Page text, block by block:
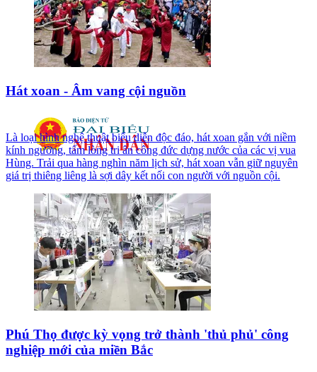
Hát xoan - Âm vang cội nguồn
Là loại hình nghệ thuật biểu diễn độc đáo, hát xoan gắn với niềm
kính ngưỡng, tấm lòng tri ân công đức dựng nước của các vị vua
Hùng. Trải qua hàng nghìn năm lịch sử, hát xoan vẫn giữ nguyên
giá trị thiêng liêng là sợi dây kết nối con người với nguồn cội.
Phú Thọ được kỳ vọng trở thành 'thủ phủ' công
nghiệp mới của miền Bắc